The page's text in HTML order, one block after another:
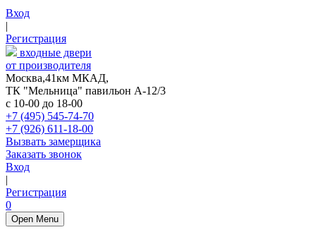
Вход
|
Регистрация
входные двери
от производителя
Москва,41км МКАД,
ТК "Мельница" павильон А-12/3
с 10-00 до 18-00
+7 (495) 545-74-70
+7 (926) 611-18-00
Вызвать замерщика
Заказать звонок
Вход
|
Регистрация
0
Open Menu